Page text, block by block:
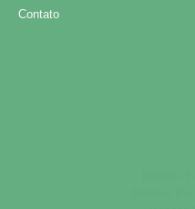
Contato